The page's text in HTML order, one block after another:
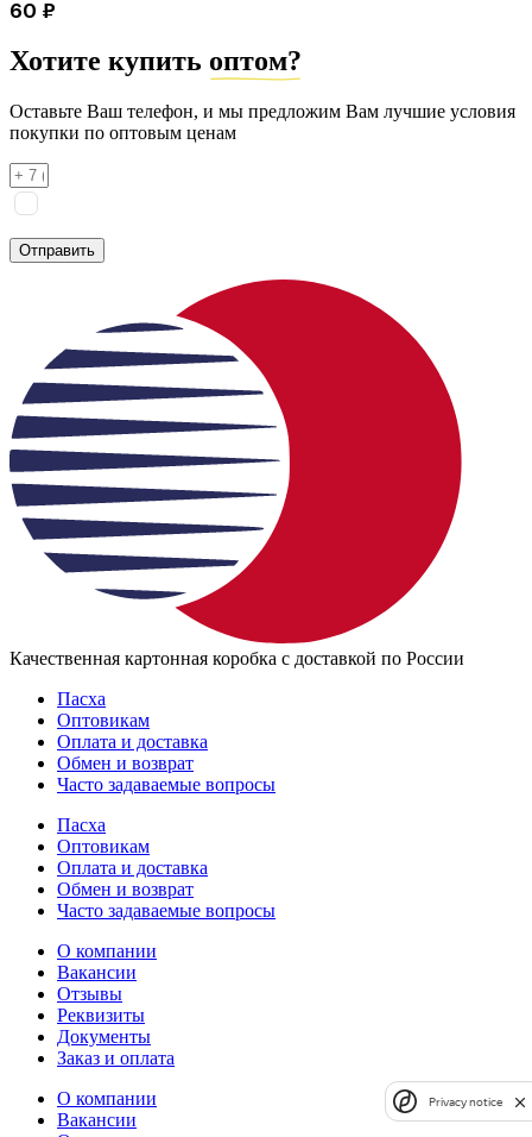
60 ₽
Хотите купить оптом?
Оставьте Ваш телефон, и мы предложим Вам лучшие условия
покупки по оптовым ценам
Отправить
Качественная картонная коробка с доставкой по России
Пасха
Оптовикам
Оплата и доставка
Обмен и возврат
Часто задаваемые вопросы
Пасха
Оптовикам
Оплата и доставка
Обмен и возврат
Часто задаваемые вопросы
О компании
Вакансии
Отзывы
Реквизиты
Документы
Заказ и оплата
О компании
Вакансии
Privacy notice